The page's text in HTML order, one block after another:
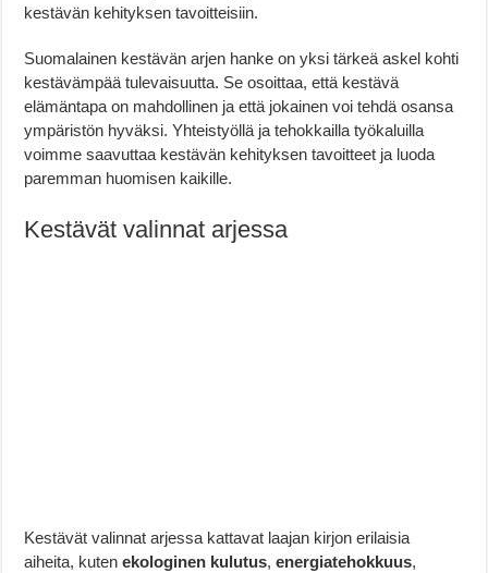
kestävän kehityksen tavoitteisiin.
Suomalainen kestävän arjen hanke on yksi tärkeä askel kohti
kestävämpää tulevaisuutta. Se osoittaa, että kestävä
elämäntapa on mahdollinen ja että jokainen voi tehdä osansa
ympäristön hyväksi. Yhteistyöllä ja tehokkailla työkaluilla
voimme saavuttaa kestävän kehityksen tavoitteet ja luoda
paremman huomisen kaikille.
Kestävät valinnat arjessa
Kestävät valinnat arjessa kattavat laajan kirjon erilaisia
aiheita, kutenekologinen kulutus,energiatehokkuus,